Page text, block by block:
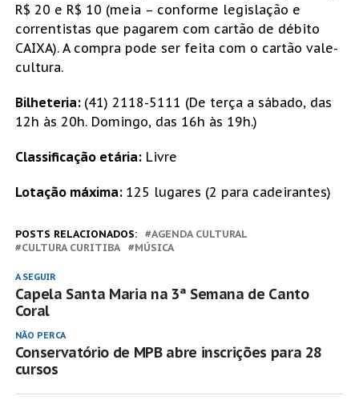
R$ 20 e R$ 10 (meia – conforme legislação e
correntistas que pagarem com cartão de débito
CAIXA). A compra pode ser feita com o cartão vale-
cultura.
Bilheteria: (41) 2118-5111 (De terça a sábado, das
12h às 20h. Domingo, das 16h às 19h.)
Classificação etária:Livre
Lotação máxima: 125 lugares (2 para cadeirantes)
POSTS RELACIONADOS:
AGENDA CULTURAL
CULTURA CURITIBA
MÚSICA
A SEGUIR
Capela Santa Maria na 3ª Semana de Canto
Coral
NÃO PERCA
Conservatório de MPB abre inscrições para 28
cursos